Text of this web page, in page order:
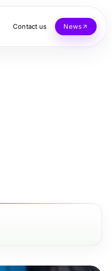
Contact us News